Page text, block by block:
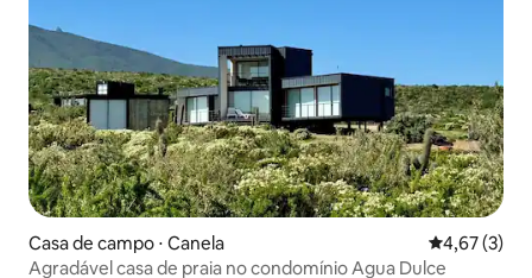
Casa de campo ⋅ Canela 4,67 de
4,67 (3)
Agradável casa de praia no condomínio Agua Dulce